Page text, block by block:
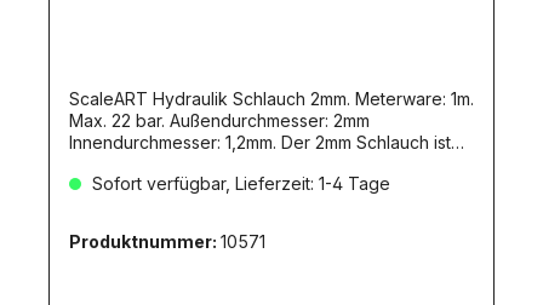
ScaleART Hydraulik Schlauch 2mm. Meterware: 1m.
Max. 22 bar. Außendurchmesser: 2mm
Innendurchmesser: 1,2mm. Der 2mm Schlauch ist
Durch den geringen Querschnitt reduziert sich der
Zylinder. Ideal ist er zum Anschluss kleiner
Zylinder mit bis zu 8mm Kolbendurchmesser. Bei
Sofort verfügbar, Lieferzeit: 1-4 Tage
Produktnummer: 10571